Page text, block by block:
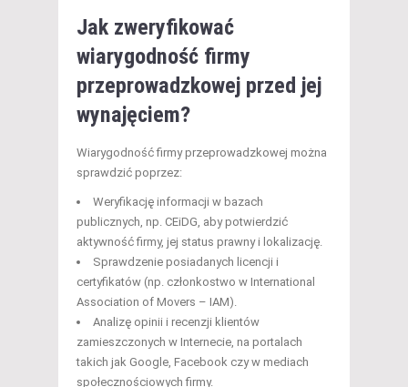
Jak zweryfikować
wiarygodność firmy
przeprowadzkowej przed jej
wynajęciem?
Wiarygodność firmy przeprowadzkowej można
sprawdzić poprzez:
Weryfikację informacji w bazach
publicznych, np. CEiDG, aby potwierdzić
aktywność firmy, jej status prawny i lokalizację.
Sprawdzenie posiadanych licencji i
certyfikatów (np. członkostwo w International
Association of Movers – IAM).
Analizę opinii i recenzji klientów
zamieszczonych w Internecie, na portalach
takich jak Google, Facebook czy w mediach
społecznościowych firmy.